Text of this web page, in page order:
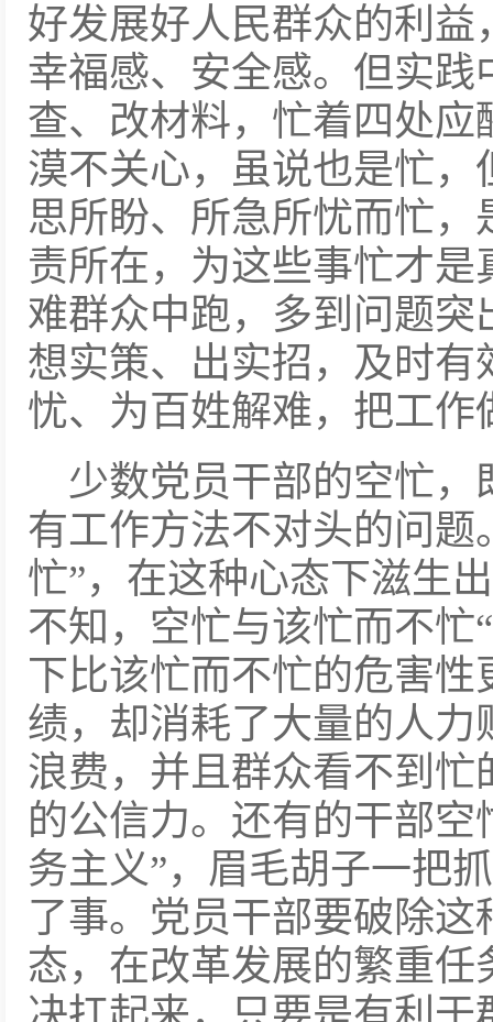
好发展好人民群众的利
幸福感、安全感。但实
查、改材料，忙着四处
漠不关心，虽说也是忙
思所盼、所急所忧而忙
责所在，为这些事忙才
难群众中跑，多到问题
想实策、出实招，及时
忧、为百姓解难，把工作
少数党员干部的空忙
有工作方法不对头的问题
忙”，在这种心态下滋生
不知，空忙与该忙而不忙
下比该忙而不忙的危害
绩，却消耗了大量的人
浪费，并且群众看不到
的公信力。还有的干部
务主义”，眉毛胡子一把
了事。党员干部要破除这
态，在改革发展的繁重